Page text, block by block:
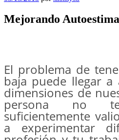
Mejorando
El problema de
baja puede llegar a
dimensiones de
persona no
suficientemente
a experimentar